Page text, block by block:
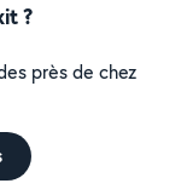
?
près de chez